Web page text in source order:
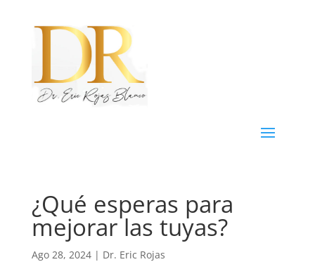
¿Qué esperas para
mejorar las tuyas?
Ago 28, 2024| Dr. Eric Rojas